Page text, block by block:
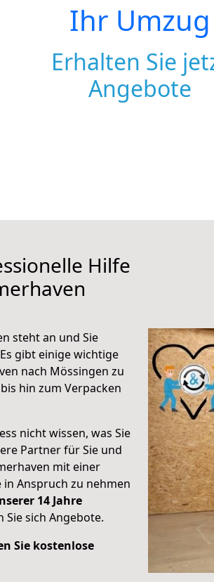
Ihr Umzug
Erhalten Sie
Angebote
Hilfe
steht an und Sie
gibt einige wichtige
nach Mössingen zu
hin zum Verpacken
nicht wissen, was Sie
Partner für Sie und
mit einer
in Anspruch zu nehmen
14 Jahre
sich Angebote.
Sie kostenlose